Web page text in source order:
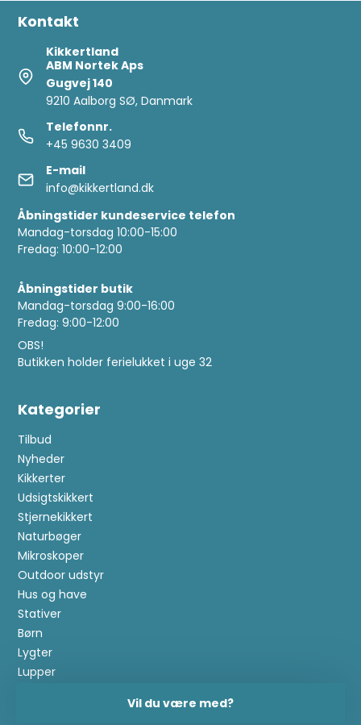
Kontakt
Kikkertland
ABM Nortek Aps
Gugvej 140
9210 Aalborg SØ, Danmark
Telefonnr.
+45 9630 3409
E-mail
info@kikkertland.dk
Åbningstider kundeservice telefon
Mandag-torsdag 10:00-15:00
Fredag: 10:00-12:00
Åbningstider butik
Mandag-torsdag 9:00-16:00
Fredag: 9:00-12:00
OBS!
Butikken holder ferielukket i uge 32
Kategorier
Tilbud
Nyheder
Kikkerter
Udsigtskikkert
Stjernekikkert
Naturbøger
Mikroskoper
Outdoor udstyr
Hus og have
Stativer
Børn
Lygter
Lupper
Vil du være med?